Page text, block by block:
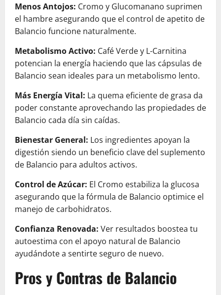
Menos Antojos: Cromo y Glucomanano suprimen
el hambre asegurando que el control de apetito de
Balancio funcione naturalmente.
Metabolismo Activo: Café Verde y L-Carnitina
potencian la energía haciendo que las cápsulas de
Balancio sean ideales para un metabolismo lento.
Más Energía Vital: La quema eficiente de grasa da
poder constante aprovechando las propiedades de
Balancio cada día sin caídas.
Bienestar General: Los ingredientes apoyan la
digestión siendo un beneficio clave del suplemento
de Balancio para adultos activos.
Control de Azúcar: El Cromo estabiliza la glucosa
asegurando que la fórmula de Balancio optimice el
manejo de carbohidratos.
Confianza Renovada: Ver resultados boostea tu
autoestima con el apoyo natural de Balancio
ayudándote a sentirte seguro de nuevo.
Pros y Contras de Balancio